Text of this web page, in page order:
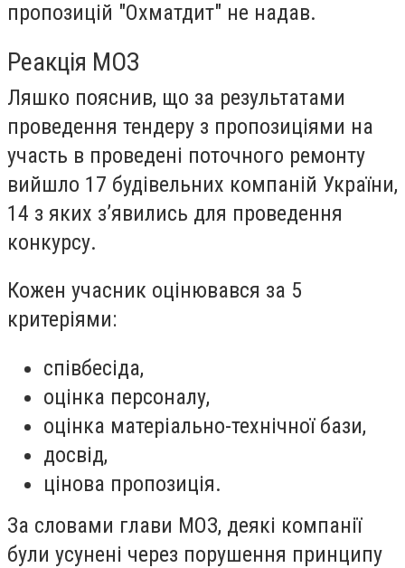
пропозицій "Охматдит" не надав.
Реакція МОЗ
Ляшко пояснив, що за результатами
проведення тендеру з пропозиціями на
участь в проведені поточного ремонту
вийшло 17 будівельних компаній України,
14 з яких з’явились для проведення
конкурсу.
Кожен учасник оцінювався за 5
критеріями:
співбесіда,
оцінка персоналу,
оцінка матеріально-технічної бази,
досвід,
цінова пропозиція.
За словами глави МОЗ, деякі компанії
були усунені через порушення принципу